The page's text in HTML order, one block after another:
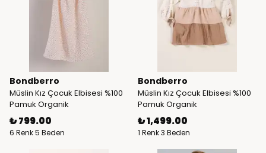
Bondberro
Müslin Kız Çocuk Elbisesi %100
Pamuk Organik
₺ 799.00
6 Renk 5 Beden
Bondberro
Müslin Kız Çocuk Elbisesi %100
Pamuk Organik
₺ 1,499.00
1 Renk 3 Beden